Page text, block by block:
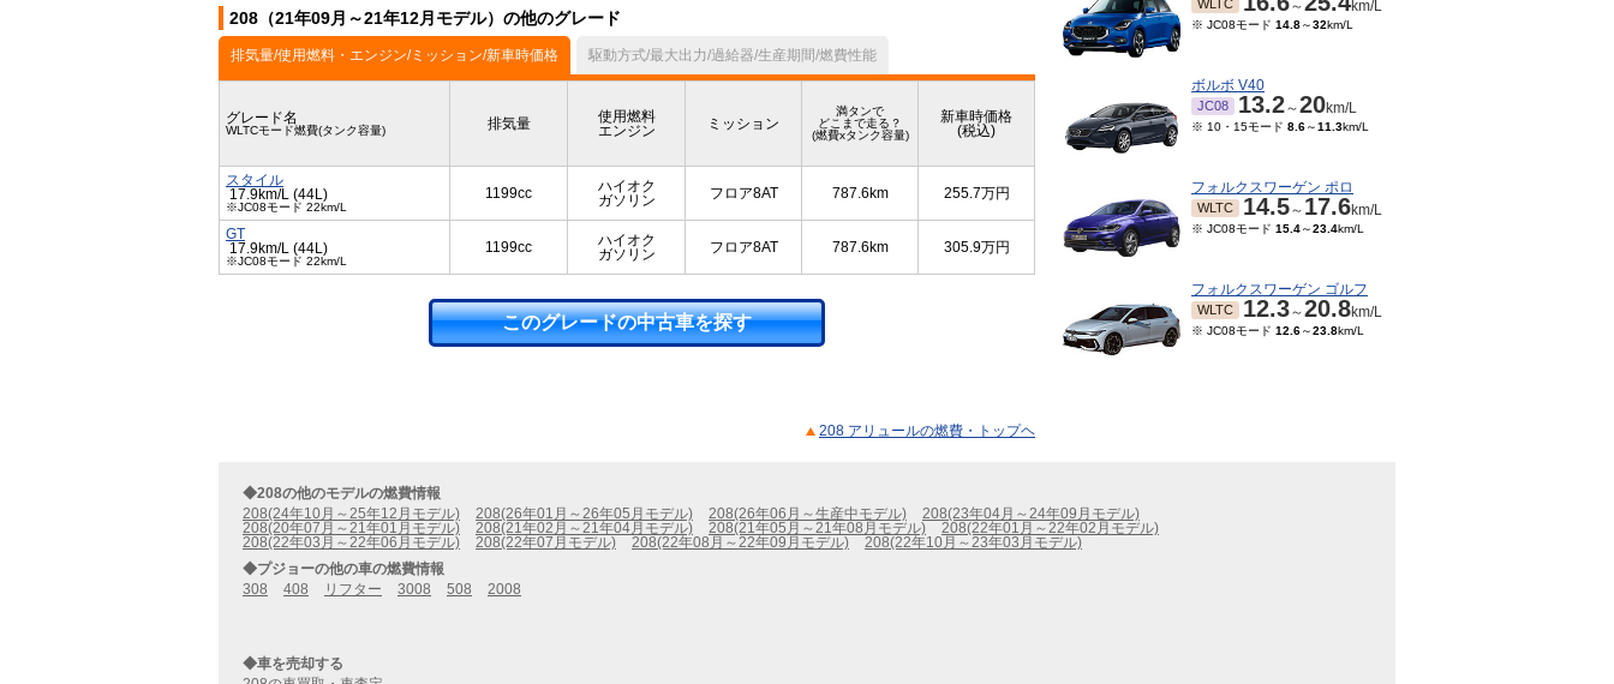
208（21年09月～21年12月モデル）の他のグレード
排気量/使用燃料・エンジン/ミッション/新車時価格 駆動方式/最大出力/過給器/生産期間/燃費性能
グレード名
WLTCモード燃費(タンク容量) 排気量
使用燃料
エンジン
ミッション
満タンで
どこまで走る？
(燃費xタンク容量)
新車時価格
(税込)
スタイル
17.9km/L (44L)
※JC08モード 22km/L
1199cc
ハイオク
ガソリン
フロア8AT 787.6km 255.7万円
GT
17.9km/L (44L)
※JC08モード 22km/L
1199cc
ハイオク
ガソリン
フロア8AT 787.6km 305.9万円
このグレードの中古車を探す
208 アリュールの燃費・トップヘ
WLTC ～ km/L
※ JC08モード 14.8～32km/L
ボルボ V40
JC08 13.2～20km/L
※ 10・15モード 8.6～11.3km/L
フォルクスワーゲン ポロ
WLTC 14.5～ 17.6km/L
※ JC08モード 15.4～23.4km/L
フォルクスワーゲン ゴルフ
WLTC 12.3～20.8km/L
※ JC08モード 12.6～23.8km/L
◆208の他のモデルの燃費情報
208(24年10月～25年12月モデル)
208(26年01月～26年05月モデル) 208(26年06月～生産中モデル)
208(23年04月～24年09月モデル)
208(20年07月～21年01月モデル)
208(21年02月～21年04月モデル) 208(21年05月～21年08月モデル)
208(22年01月～22年02月モデル)
208(22年03月～22年06月モデル)
208(22年07月モデル) 208(22年08月～22年09月モデル)
208(22年10月～23年03月モデル)
◆プジョーの他の車の燃費情報
308
408 リフター 3008 508 2008
◆車を売却する